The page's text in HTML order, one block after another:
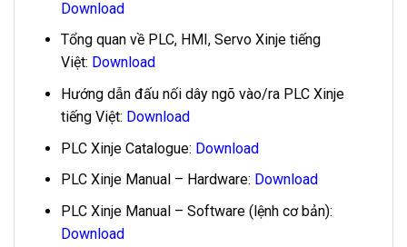
Download
Tổng quan về PLC, HMI, Servo Xinje tiếng
Việt: Download
Hướng dẫn đấu nối dây ngõ vào/ra PLC Xinje
tiếng Việt: Download
PLC Xinje Catalogue: Download
PLC Xinje Manual – Hardware: Download
PLC Xinje Manual – Software (lệnh cơ bản):
Download